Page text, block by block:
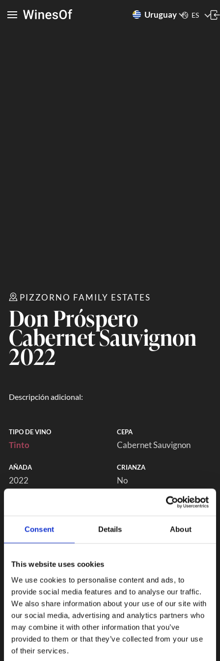
Consent Details About
This website uses cookies
We use cookies to personalise content and ads, to
provide social media features and to analyse our traffic.
We also share information about your use of our site with
our social media, advertising and analytics partners who
may combine it with other information that you’ve
provided to them or that they’ve collected from your use
of their services.
Uruguay ES
PIZZORNO FAMILY ESTATES
Don Próspero
Cabernet Sauvignon
2022
Descripción adicional:
TIPO DE VINO
Tinto
CEPA
Cabernet Sauvignon
AÑADA
2022
CRIANZA
No